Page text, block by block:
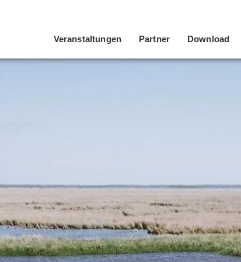
Veranstaltungen Partner Download